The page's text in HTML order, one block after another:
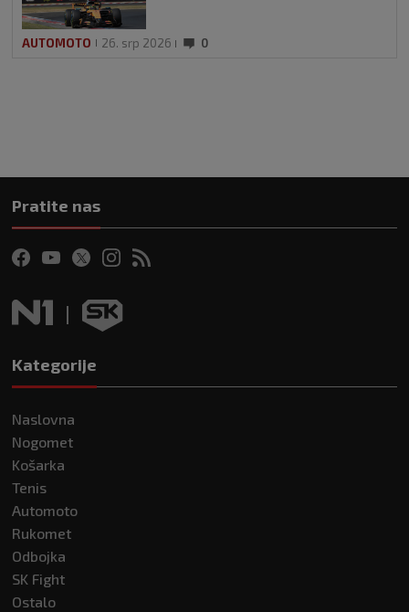
AUTOMOTO 26. srp 2026 0
Pratite nas
Kategorije
Naslovna
Nogomet
Košarka
Tenis
Automoto
Rukomet
Odbojka
SK Fight
Ostalo